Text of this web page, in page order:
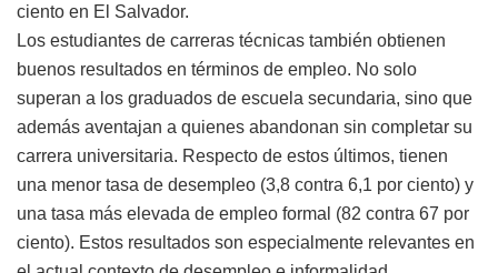
ciento en El Salvador.
Los estudiantes de carreras técnicas también obtienen
buenos resultados en términos de empleo. No solo
superan a los graduados de escuela secundaria, sino que
además aventajan a quienes abandonan sin completar su
carrera universitaria. Respecto de estos últimos, tienen
una menor tasa de desempleo (3,8 contra 6,1 por ciento) y
una tasa más elevada de empleo formal (82 contra 67 por
ciento). Estos resultados son especialmente relevantes en